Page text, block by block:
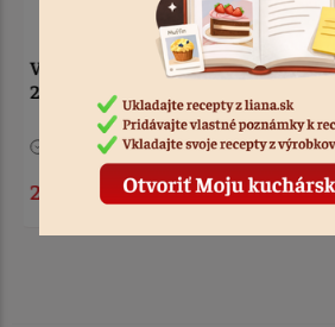
Vykrajovačka kvet - sada
5 veľkostí
Kód: 811